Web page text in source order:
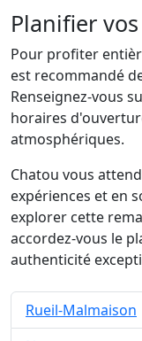
Planifier
Pour profiter
est recommandé
Renseignez-vous
horaires
atmosphériques.
Chatou vous
expériences et en
explorer cette
accordez-vous le
authenticité
Rueil-Malmaison